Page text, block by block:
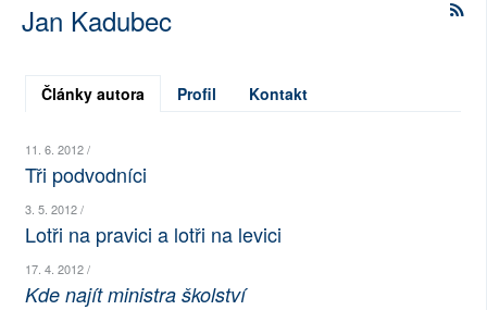
ARCHIV
ROZHOVORY
NEJČTENĚJŠÍ ZA 7 DNÍ
AUTOŘI
PŘÍSPĚVKY NA PROVOZ
Jan Kadubec
Články autora Profil Kontakt
11. 6. 2012 /
Tři podvodníci
3. 5. 2012 /
Lotři na pravici a lotři na levici
17. 4. 2012 /
Kde najít ministra školství